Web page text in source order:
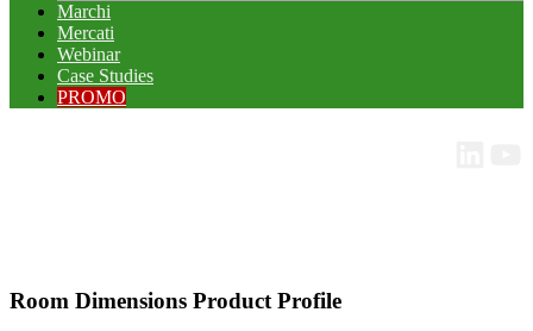
Marchi
Mercati
Webinar
Case Studies
PROMO
Room Dimensions Product Profile